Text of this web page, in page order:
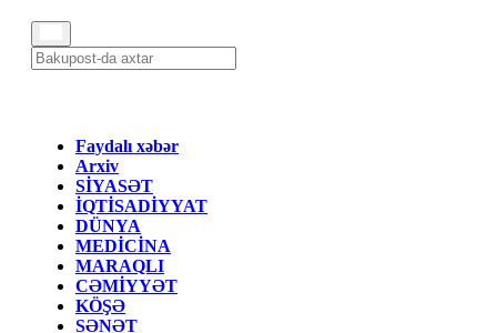
Faydalı xəbər
Arxiv
SİYASƏT
İQTİSADİYYAT
DÜNYA
MEDİCİNA
MARAQLI
CƏMİYYƏT
KÖŞƏ
SƏNƏT